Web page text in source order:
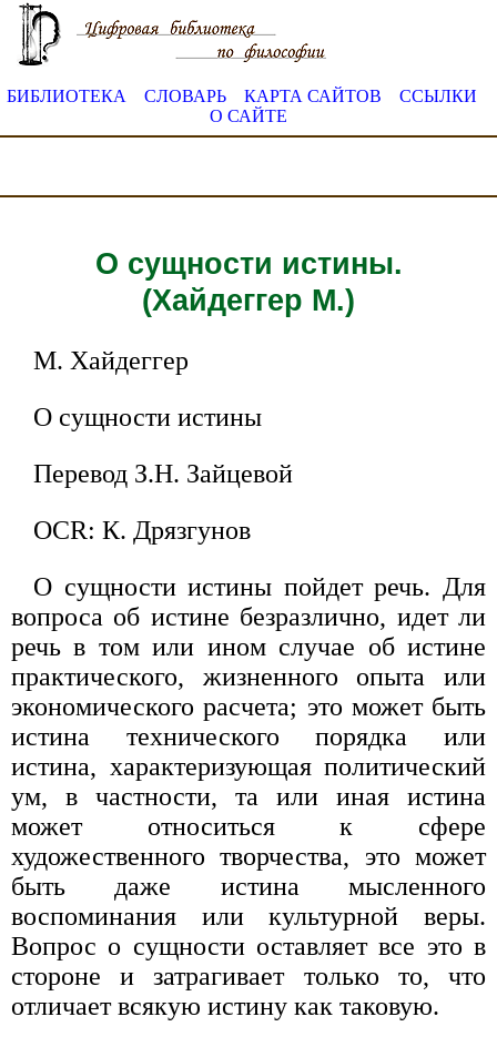
БИБЛИОТЕКА СЛОВАРЬ КАРТА САЙТОВ
ССЫЛКИ
О САЙТЕ
О сущности истины.
(Хайдеггер М.)
М. Хайдеггер
О сущности истины
Перевод З.Н. Зайцевой
OCR: К. Дрязгунов
О сущности истины пойдет речь. Для
вопроса об истине безразлично, идет ли
речь в том или ином случае об истине
практического, жизненного опыта или
экономического расчета; это может быть
истина технического порядка или
истина, характеризующая политический
ум, в частности, та или иная истина
может относиться к сфере
художественного творчества, это может
быть даже истина мысленного
воспоминания или культурной веры.
Вопрос о сущности оставляет все это в
стороне и затрагивает только то, что
отличает всякую истину как таковую.